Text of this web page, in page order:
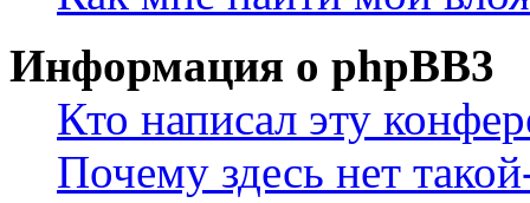
Информация о phpBB3
Кто написал эту
Почему здесь нет